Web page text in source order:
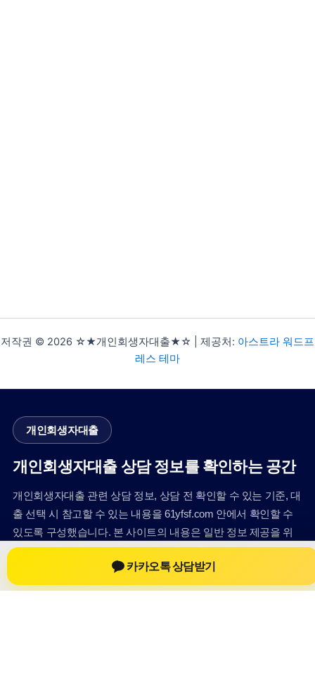
저작권 © 2026 ☆★개인회생자대출★☆ | 제공처: 아스트라 워드프
레스 테마
개인회생자대출
개인회생자대출 상담 정보를 확인하는 공간
개인회생자대출 관련 상담 정보, 상담 전 확인할 수 있는 기준, 대
출 선택 시 참고할 수 있는 내용을 61yfsf.com 안에서 확인할 수
있도록 구성했습니다. 본 사이트의 내용은 일반 정보 제공을 위
한 자료이며, 실제 가능 여부와 조건은 금융사 심사 및 상담을 통
해 확인하는 것이 필요합니다.카카오톡 상담받기